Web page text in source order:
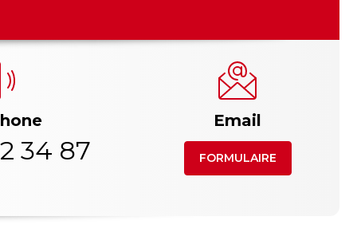
34 87
Email
FORMULAIRE